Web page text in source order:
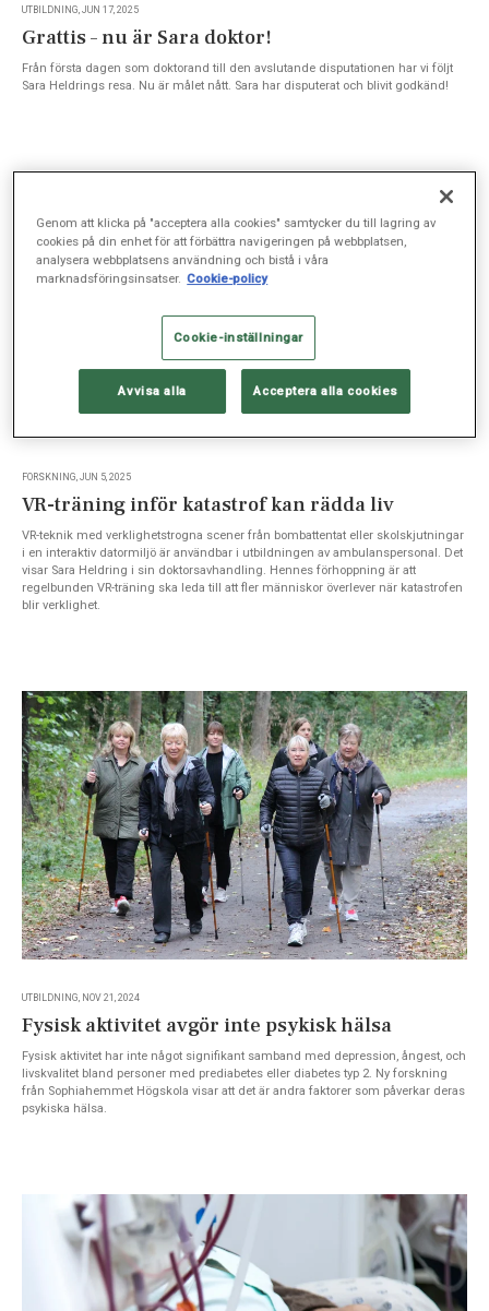
UTBILDNING, JUN 17, 2025
Grattis – nu är Sara doktor!
Från första dagen som doktorand till den avslutande disputationen har vi följt
Sara Heldrings resa. Nu är målet nått. Sara har disputerat och blivit godkänd!
FORSKNING, JUN 5, 2025
VR-träning inför katastrof kan rädda liv
VR-teknik med verklighetstrogna scener från bombattentat eller skolskjutningar
i en interaktiv datormiljö är användbar i utbildningen av ambulanspersonal. Det
visar Sara Heldring i sin doktorsavhandling. Hennes förhoppning är att
regelbunden VR-träning ska leda till att fler människor överlever när katastrofen
blir verklighet.
UTBILDNING, NOV 21, 2024
Fysisk aktivitet avgör inte psykisk hälsa
Fysisk aktivitet har inte något signifikant samband med depression, ångest, och
livskvalitet bland personer med prediabetes eller diabetes typ 2. Ny forskning
från Sophiahemmet Högskola visar att det är andra faktorer som påverkar deras
psykiska hälsa.
Genom att klicka på "acceptera alla cookies" samtycker du till lagring av
cookies på din enhet för att förbättra navigeringen på webbplatsen,
analysera webbplatsens användning och bistå i våra
marknadsföringsinsatser. Cookie-policy
Cookie-inställningar
Avvisa alla Acceptera alla cookies